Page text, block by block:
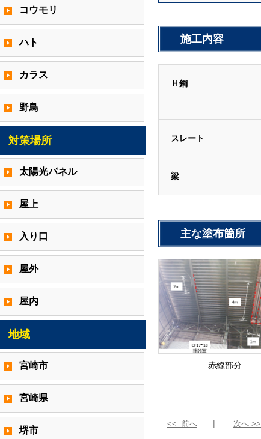
コウモリ
ハト
カラス
野鳥
対策場所
太陽光パネル
屋上
入り口
屋外
屋内
地域
宮崎市
宮崎県
堺市
施工内容
Ｈ鋼
スレート
梁
主な塗布箇所
赤線部分
<< 前へ 次へ >>